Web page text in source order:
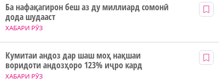
ХАБАРИ РӮЗ
Ба нафақагирон беш аз ду миллиард сомонӣ
дода шудааст
ХАБАРИ РӮЗ
Кумитаи андоз дар шаш моҳ нақшаи
воридоти андозҳоро 123% иҷро кард